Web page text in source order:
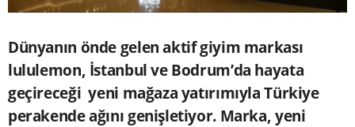
Dünyanın önde gelen aktif giyim markası
lululemon, İstanbul ve Bodrum’da hayata
geçireceği yeni mağaza yatırımıyla Türkiye
perakende ağını genişletiyor. Marka, yeni